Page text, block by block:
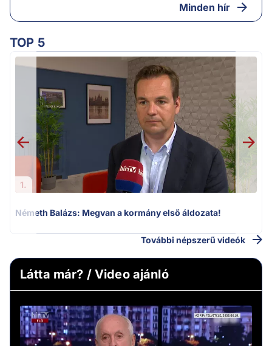
Minden hír
TOP 5
1.
Németh Balázs: Megvan a kormány első áldozata!
További népszerű videók
Látta már? / Video ajánló